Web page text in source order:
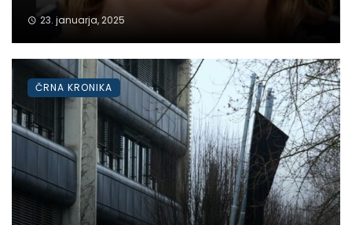
23. januarja, 2025
ČRNA KRONIKA